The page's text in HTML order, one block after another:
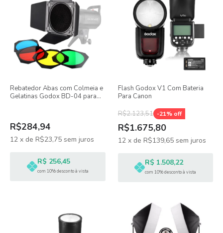
Rebatedor Abas com Colmeia e
Gelatinas Godox BD-04 para
R$284,94
12 x de R$23,75 sem juros
R$ 256,45
com 10% desconto à vista
Flash Godox V1 Com Bateria
Para Canon
R$2.123,51 -21% off
R$1.675,80
12 x de R$139,65 sem juros
R$ 1.508,22
com 10% desconto à vista